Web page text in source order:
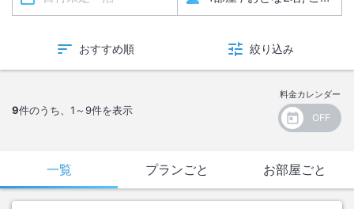
おすすめ順 絞り込み
9件のうち、 1～9件を表示
料金カレンダー
一覧 プランごと お部屋ごと